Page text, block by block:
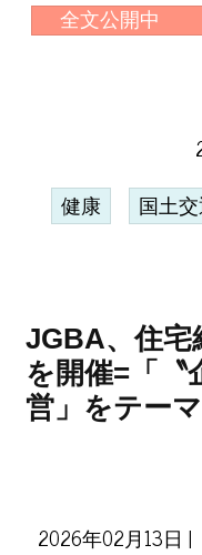
全文公開中
健康 国土
JGBA、住宅
を開催=「〝
営」をテー
2026年02月13日 |